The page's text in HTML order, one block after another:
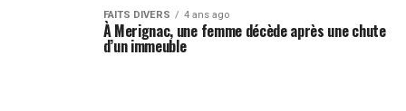
FAITS DIVERS 4 ans ago
À Merignac, une femme décède après une chute
d’un immeuble